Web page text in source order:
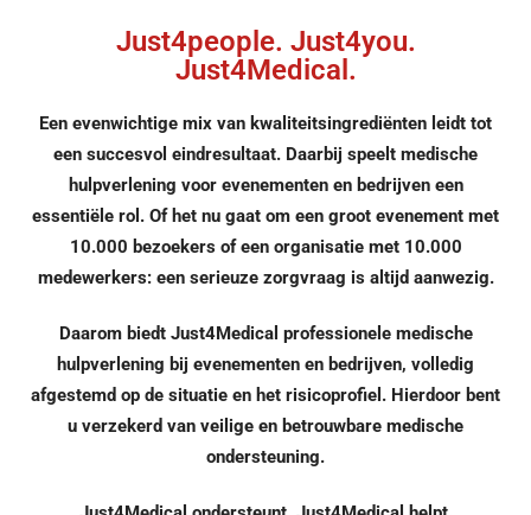
Alcohol poli
Over ons
Het bedrijf
Werken bij
Contact
Contact opnemen
EHBO inhuren
Just4people. Just4you.
Just4Medical.
Een evenwichtige mix van kwaliteitsingrediënten leidt tot
een succesvol eindresultaat. Daarbij speelt medische
hulpverlening voor evenementen en bedrijven een
essentiële rol. Of het nu gaat om een groot evenement met
10.000 bezoekers of een organisatie met 10.000
medewerkers: een serieuze zorgvraag is altijd aanwezig.
Daarom biedt Just4Medical professionele medische
hulpverlening bij evenementen en bedrijven, volledig
afgestemd op de situatie en het risicoprofiel. Hierdoor bent
u verzekerd van veilige en betrouwbare medische
ondersteuning.